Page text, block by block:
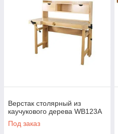
Верстак столярный из
каучукового дерева WB123A
Под заказ